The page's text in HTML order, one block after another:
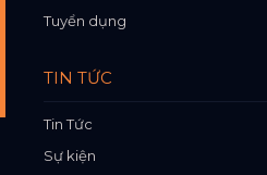
Tuyển dụng
TIN TỨC
Tin Tức
Sự kiện